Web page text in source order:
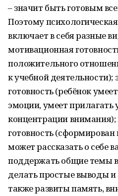
– значит быть готовым
Поэтому
включает в себя разные
мотивационная
положительного
к учебной
готовность (ребёнок
эмоции, умеет прилагать
концентрации
готовность (сформирован
может рассказать о себе
поддержать общие темы в
делать простые выводы и
также развиты память,